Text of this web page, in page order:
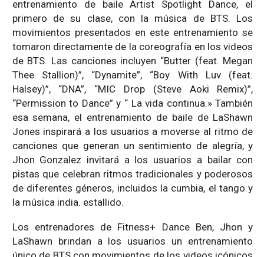
entrenamiento de baile Artist Spotlight Dance, el
primero de su clase, con la música de BTS. Los
movimientos presentados en este entrenamiento se
tomaron directamente de la coreografía en los videos
de BTS. Las canciones incluyen “Butter (feat. Megan
Thee Stallion)”, “Dynamite”, “Boy With Luv (feat.
Halsey)”, “DNA”, “MIC Drop (Steve Aoki Remix)”,
“Permission to Dance” y “ La vida continua.» También
esa semana, el entrenamiento de baile de LaShawn
Jones inspirará a los usuarios a moverse al ritmo de
canciones que generan un sentimiento de alegría, y
Jhon Gonzalez invitará a los usuarios a bailar con
pistas que celebran ritmos tradicionales y poderosos
de diferentes géneros, incluidos la cumbia, el tango y
la música india. estallido.
Los entrenadores de Fitness+ Dance Ben, Jhon y
LaShawn brindan a los usuarios un entrenamiento